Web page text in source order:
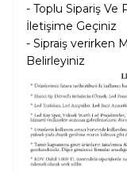
- Toplu Sipariş Ve
İletişime Geçiniz
- Sipraiş verirken
Belirleyiniz